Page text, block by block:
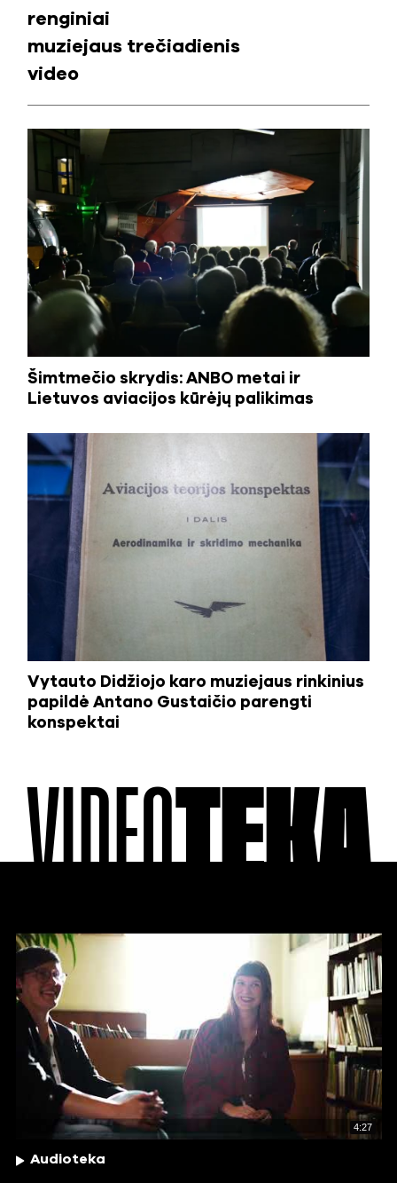
Šimtmečio skrydis: ANBO metai ir
Lietuvos aviacijos kūrėjų palikimas
Vytauto Didžiojo karo muziejaus rinkinius
papildė Antano Gustaičio parengti
konspektai
renginiai
muziejaus trečiadienis
video
VIDEOTEKA
4:27
Audioteka